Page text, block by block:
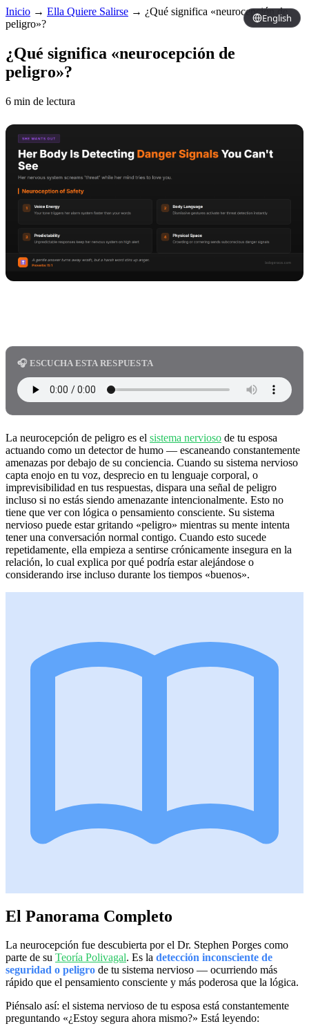
English
Inicio → Ella Quiere Salirse → ¿Qué significa «neurocepción de
peligro»?
¿Qué significa «neurocepción de
peligro»?
6 min de lectura
🎧 ESCUCHA ESTA RESPUESTA
La neurocepción de peligro es el sistema nervioso de tu esposa
actuando como un detector de humo — escaneando constantemente
amenazas por debajo de su conciencia. Cuando su sistema nervioso
capta enojo en tu voz, desprecio en tu lenguaje corporal, o
imprevisibilidad en tus respuestas, dispara una señal de peligro
incluso si no estás siendo amenazante intencionalmente. Esto no
tiene que ver con lógica o pensamiento consciente. Su sistema
nervioso puede estar gritando «peligro» mientras su mente intenta
tener una conversación normal contigo. Cuando esto sucede
repetidamente, ella empieza a sentirse crónicamente insegura en la
relación, lo cual explica por qué podría estar alejándose o
considerando irse incluso durante los tiempos «buenos».
El Panorama Completo
La neurocepción fue descubierta por el Dr. Stephen Porges como
parte de su Teoría Polivagal. Es la detección inconsciente de
seguridad o peligro de tu sistema nervioso — ocurriendo más
rápido que el pensamiento consciente y más poderosa que la lógica.
Piénsalo así: el sistema nervioso de tu esposa está constantemente
preguntando «¿Estoy segura ahora mismo?» Está leyendo: